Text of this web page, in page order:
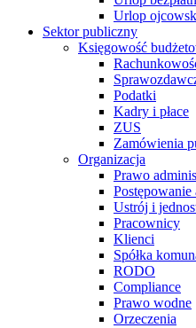
Urlop
Sektor publiczny
Księgowość
Podatki
Kadry i płace
ZUS
Zamówienia
Organizacja
Prawo
Ustrój i
Pracownicy
Klienci
Spółka
RODO
Compliance
Prawo wodne
Orzeczenia